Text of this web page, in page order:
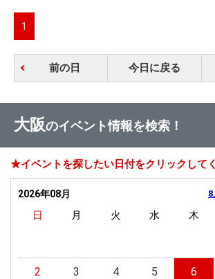
1
前の日 今日に戻る
大阪のイベント情報を検索！
★イベントを探したい日付をクリックして
2026年08月
日 月 火 水 木
2 3 4 5 6